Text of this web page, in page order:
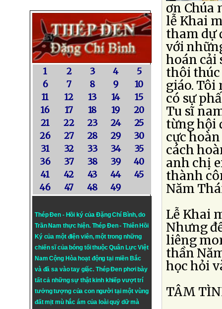
1 2 3 4
5
6
7 8 9
10
11
12 13 14
15
16
17 18 19
20
21
22 23 24
25
26
27 28 29
30
31
32 33 34
35
36
37 38 39
40
41
42 43 44
45
46
47 48 49
Thép Đen - Hồi ký của Đặng Chí Bình, do
Trần Nam thực hiện. Thép Đen- Thiên Hồi
Ký của một điện viên, một trong những
chiến sĩ của bóng tối thuộc Quân Lực Việt
Nam Cộng Hòa hoạt động tại miền Bắc
và đã sa vào tay giặc. Thép Đen phơi bày
tất cả những sự thật kinh khiếp vượt trí
tưởng tượng của con người tại một vùng
đất mịt mù hắc ám của loài quỷ dữ mà
ơn Chúa
lễ Khai
tham dự
với
hoán cải
thôi
giáo. Tôi
có sự
Tu sĩ
từng hội
cực
cách
anh chị
thành
Năm
Lễ Khai
Nhưng
liêng
thần
học hỏi
TÂM